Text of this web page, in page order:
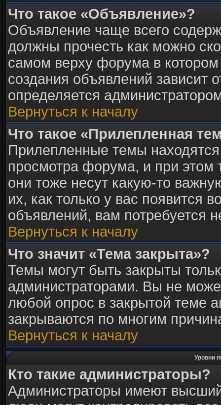
Что такое «Объявление»?
Объявление чаще всего
должны прочесть как можно
самом верху форума в
создания объявлений зависит
определяется
Вернуться к началу
Что такое «Прилепленная
Прилепленные темы
просмотра форума, и при этом
они тоже несут какую-то
их, как только у вас появится
объявлений, вам потребуется
Вернуться к началу
Что значит «Тема закрыта»?
Темы могут быть закрыты
администраторами. Вы не
любой опрос в закрытой теме
закрываются по многим
Вернуться к началу
Уровни
Кто такие администраторы?
Администраторы имеют